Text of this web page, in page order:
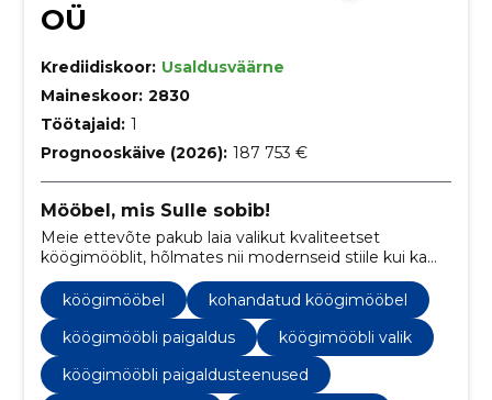
OÜ
Krediidiskoor: Usaldusväärne
Maineskoor: 2830
Töötajaid: 1
Prognooskäive (2026): 187 753 €
Mööbel, mis Sulle sobib!
Meie ettevõte pakub laia valikut kvaliteetset
köögimööblit, hõlmates nii modernseid stiile kui ka
funktsionaalsetele lahendustele, mis vastavad
klientide individuaalsetele vajadustele.
köögimööbel
kohandatud köögimööbel
köögimööbli paigaldus
köögimööbli valik
köögimööbli paigaldusteenused